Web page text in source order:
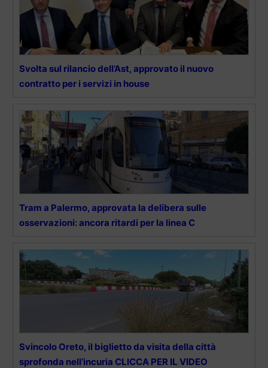
Svolta sul rilancio dell’Ast, approvato il nuovo
contratto per i servizi in house
Tram a Palermo, approvata la delibera sulle
osservazioni: ancora ritardi per la linea C
Svincolo Oreto, il biglietto da visita della città
sprofonda nell’incuria CLICCA PER IL VIDEO